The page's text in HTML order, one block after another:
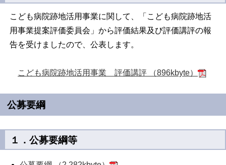
こども病院跡地活用事業に関して、「こども病院跡地活
用事業提案評価委員会」から評価結果及び評価講評の報
告を受けましたので、公表します。
こども病院跡地活用事業 評価講評 （896kbyte）
公募要綱
１．公募要綱等